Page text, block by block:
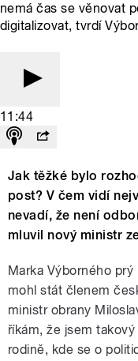
nemá čas se věnovat
digitalizovat, tvrdí
11:44
Jak těžké bylo
post? V čem vidí
nevadí, že není
mluvil nový ministr
Marka Výborného
mohl stát členem
ministr obrany
říkám, že jsem
rodině, kde se o